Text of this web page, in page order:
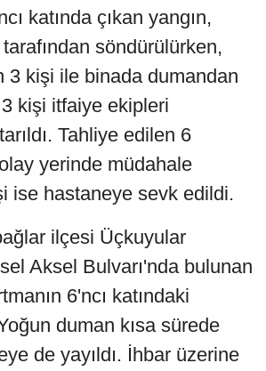
katında çıkan yangın,
söndürülürken,
3 kişi ile binada dumandan
kişi itfaiye ekipleri
Tahliye edilen 6
yerinde müdahale
ise hastaneye sevk edildi.
ilçesi Üçkuyular
Aksel Bulvarı'nda bulunan
6'ncı katındaki
duman kısa sürede
de yayıldı. İhbar üzerine